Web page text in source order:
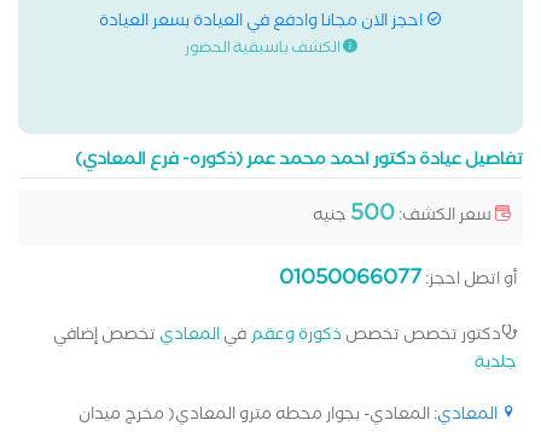
احجز الان مجانا وادفع في العيادة بسعر العيادة
الكشف باسبقية الحضور
تفاصيل عيادة دكتور احمد محمد عمر (ذكوره- فرع المعادي)
سعر الكشف:500 جنيه
أو اتصل احجز:01050066077
دكتور تخصص تخصص ذكورة وعقمفيالمعادي تخصص إضافي
جلدية
المعادي: المعادي- بجوار محطه مترو المعادي( مخرج ميدان